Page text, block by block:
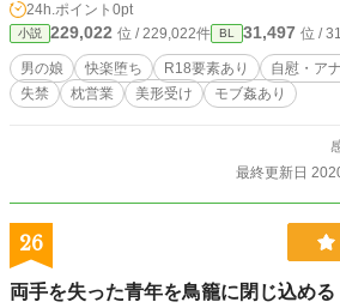
「かんたん表紙メーカー」さん
24h.ポイント 0pt
小説 229,022 位 / 229,022件 BL 31,497 位 /
男の娘 快楽堕ち R18要素あり 自慰・ア
失禁
枕営業 美形受け モブ姦あり
最終更新日
26
両手を失った青年を鳥籠に閉じ込める